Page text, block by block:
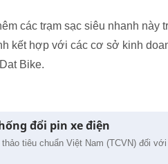
các trạm sạc siêu nhanh này
kết hợp với các cơ sở kinh
Bike.
đổi pin xe điện
tiêu chuẩn Việt Nam (TCVN) đối